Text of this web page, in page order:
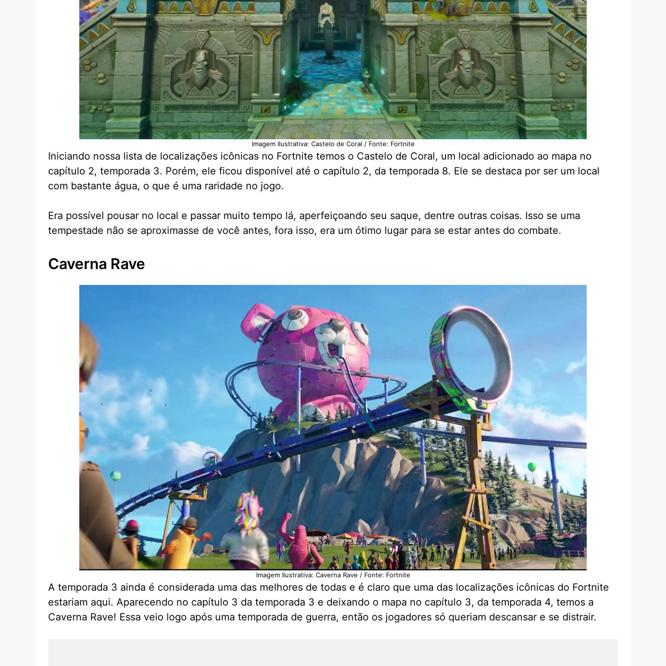
Imagem Ilustrativa: Castelo de Coral / Fonte: Fortnite
Iniciando nossa lista de localizações icônicas no Fortnite temos o Castelo de Coral, um local adicionado ao mapa no
capítulo 2, temporada 3. Porém, ele ficou disponível até o capítulo 2, da temporada 8. Ele se destaca por ser um local
com bastante água, o que é uma raridade no jogo.
Era possível pousar no local e passar muito tempo lá, aperfeiçoando seu saque, dentre outras coisas. Isso se uma
tempestade não se aproximasse de você antes, fora isso, era um ótimo lugar para se estar antes do combate.
Caverna Rave
Imagem Ilustrativa: Caverna Rave / Fonte: Fortnite
A temporada 3 ainda é considerada uma das melhores de todas e é claro que uma das localizações icônicas do Fortnite
estariam aqui. Aparecendo no capítulo 3 da temporada 3 e deixando o mapa no capítulo 3, da temporada 4, temos a
Caverna Rave! Essa veio logo após uma temporada de guerra, então os jogadores só queriam descansar e se distrair.